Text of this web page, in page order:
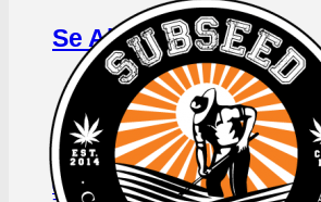
Se Alle Brands
123
00 Seeds